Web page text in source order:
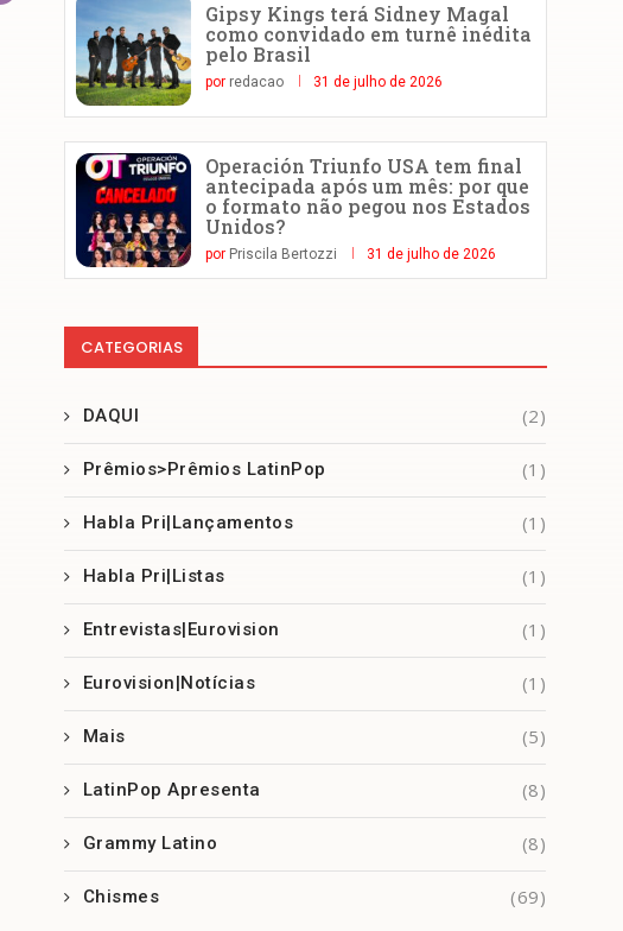
Gipsy Kings terá Sidney Magal
como convidado em turnê inédita
pelo Brasil
por redacao 31 de julho de 2026
Operación Triunfo USA tem final
antecipada após um mês: por que
o formato não pegou nos Estados
Unidos?
por Priscila Bertozzi 31 de julho de 2026
CATEGORIAS
DAQUI (2)
Prêmios>Prêmios LatinPop (1)
Habla Pri|Lançamentos (1)
Habla Pri|Listas (1)
Entrevistas|Eurovision (1)
Eurovision|Notícias (1)
Mais (5)
LatinPop Apresenta (8)
Grammy Latino (8)
Chismes (69)